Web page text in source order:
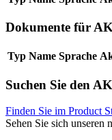
Dokumente für
Typ Name Sprache
Suchen Sie den
Finden Sie im Product
Sehen Sie sich unseren